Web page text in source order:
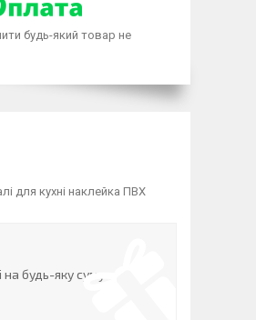
будь-який товар не
для кухні наклейка ПВХ
будь-яку суму